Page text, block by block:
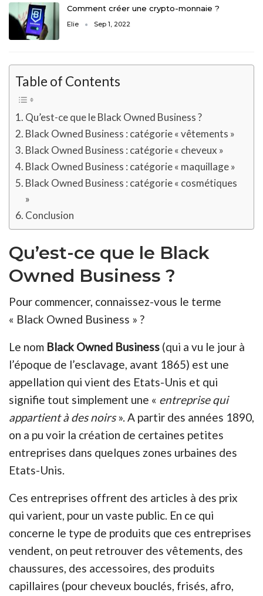
Comment créer une crypto-monnaie ?
Elie Sep 1, 2022
Table of Contents
Qu’est-ce que le Black Owned Business ?
Black Owned Business : catégorie « vêtements »
Black Owned Business : catégorie « cheveux »
Black Owned Business : catégorie « maquillage »
Black Owned Business : catégorie « cosmétiques
»
Conclusion
Qu’est-ce que le Black
Owned Business ?
Pour commencer, connaissez-vous le terme
« Black Owned Business » ?
Le nom Black Owned Business (qui a vu le jour à
l’époque de l’esclavage, avant 1865) est une
appellation qui vient des Etats-Unis et qui
signifie tout simplement une « entreprise qui
appartient à des noirs». A partir des années 1890,
on a pu voir la création de certaines petites
entreprises dans quelques zones urbaines des
Etats-Unis.
Ces entreprises offrent des articles à des prix
qui varient, pour un vaste public. En ce qui
concerne le type de produits que ces entreprises
vendent, on peut retrouver des vêtements, des
chaussures, des accessoires, des produits
capillaires (pour cheveux bouclés, frisés, afro,